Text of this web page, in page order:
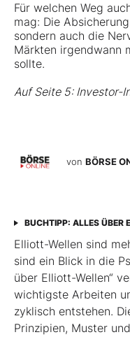
Für welchen Weg
mag: Die
sondern auch die
Märkten irgendwann
sollte.
Auf Seite 5: Investor-
von BÖRSE
BUCHTIPP: ALLES ÜBER
Elliott-Wellen sind
sind ein Blick in die
über Elliott-Wellen“
wichtigste Arbeiten
zyklisch entstehen.
Prinzipien, Muster